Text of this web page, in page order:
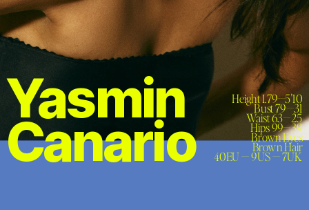
Height 1.79—5'10
Bust 79—31
Waist 63—25
Hips 99—39
Brown Eyes
Brown Hair
Yasmin
Canario